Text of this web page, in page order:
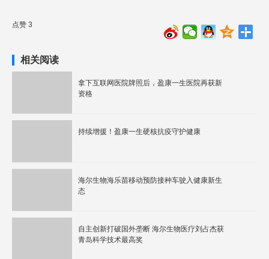
点赞 3
相关阅读
拿下互联网医院牌照后，盈康一生医院再获新
资格
持续增援！盈康一生硬核抗疫守护健康
海尔生物海乐苗移动预防接种车驶入健康新生
态
自主创新打破国外垄断 海尔生物医疗刘占杰获
青岛科学技术最高奖